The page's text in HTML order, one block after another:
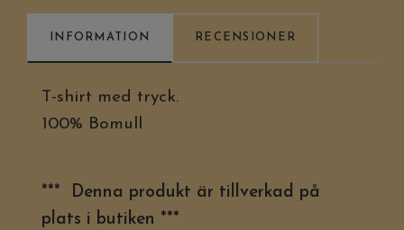
INFORMATION RECENSIONER
T-shirt med tryck.
100% Bomull
*** Denna produkt är tillverkad på
plats i butiken ***